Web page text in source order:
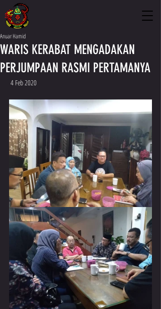
WARIS KERABAT MENGADAKAN
PERJUMPAAN RASMI PERTAMANYA
Anuar Hamid
4 Feb 2020